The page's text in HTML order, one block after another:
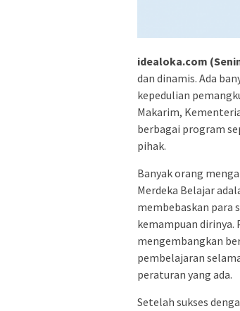
idealoka.com
dan dinamis. Ada
kepedulian
Makarim,
berbagai program
pihak.
Banyak orang
Merdeka Belajar
membebaskan para
kemampuan dirinya.
mengembangkan
pembelajaran
peraturan yang ada.
Setelah sukses